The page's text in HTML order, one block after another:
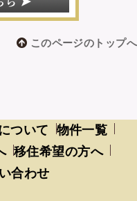
このページのトップへ
ついて
物件一覧
移住希望の方へ
合わせ